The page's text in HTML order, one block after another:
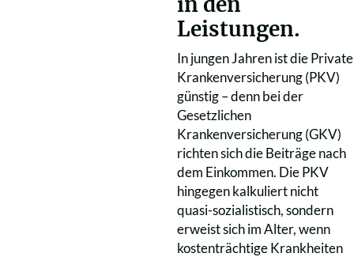
Leistungen.
In jungen Jahren ist die Private
Krankenversicherung (PKV)
günstig – denn bei der
Gesetzlichen
Krankenversicherung (GKV)
richten sich die Beiträge nach
dem Einkommen. Die PKV
hingegen kalkuliert nicht
quasi-sozialistisch, sondern
erweist sich im Alter, wenn
kostenträchtige Krankheiten